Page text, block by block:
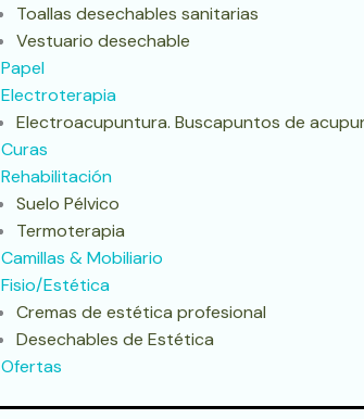
Toallas desechables sanitarias
Vestuario desechable
Papel
Electroterapia
Electroacupuntura. Buscapuntos de
Curas
Rehabilitación
Suelo Pélvico
Termoterapia
Camillas & Mobiliario
Fisio/Estética
Cremas de estética profesional
Desechables de Estética
Ofertas